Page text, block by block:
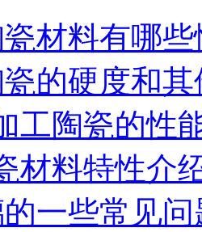
材料有哪
的硬度和
工陶瓷的性
材料特性介
一些常见问